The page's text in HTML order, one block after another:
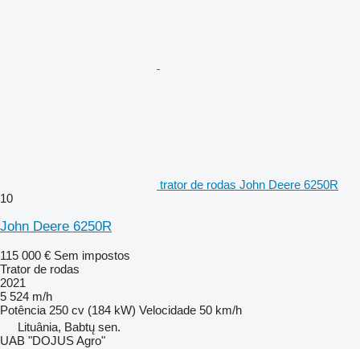
trator de rodas John Deere 6250R
10
John Deere 6250R
115 000 € Sem impostos
Trator de rodas
2021
5 524 m/h
Potência 250 cv (184 kW) Velocidade 50 km/h
Lituânia, Babtų sen.
UAB "DOJUS Agro"